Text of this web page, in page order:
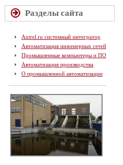
Разделы сайта
Antrel.ru системный интегратор
Автоматизация инженерных сетей
Промышленные компьютеры и ПО
Автоматизация производства
О промышленной автоматизации